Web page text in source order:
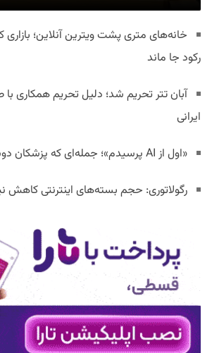
خانه‌های متری پشت ویترین آنلاین؛ بازاری
رکود جا ماند
آبان تتر تحریم شد؛ دلیل تحریم همکاری با
ایرانی
«اول از AI پرسیدم»؛ جمله‌ای که پزشکان دوست ندارند بشنوند
رگولاتوری: حجم بسته‌های اینترنتی کاهش